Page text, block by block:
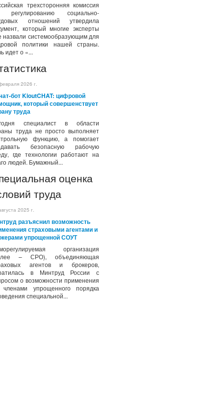
трехсторонняя комиссия
регулированию социально-
отношений утвердила
который многие эксперты
назвали системообразующим для
политики нашей страны.
идет о «...
2026 г.
бот KioutCHAT: цифровой
который совершенствует
труда
специалист в области
труда не просто выполняет
функцию, а помогает
безопасную рабочую
где технологии работают на
людей. Бумажный...
оценка
труда
2025 г.
разъяснил возможность
страховыми агентами и
упрощенной СОУТ
организация
– СРО), объединяющая
агентов и брокеров,
в Минтруд России с
о возможности применения
упрощенного порядка
специальной...